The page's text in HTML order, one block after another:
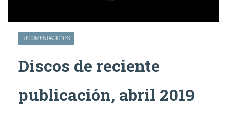
RECOMENDACIONES
Discos de reciente
publicación, abril 2019